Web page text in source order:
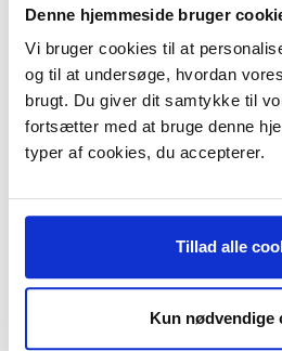
Denne hjemmeside bruger
Vi bruger cookies til at
og til at undersøge, hvordan
brugt. Du giver dit samtykke til
fortsætter med at bruge denne
typer af cookies, du accepterer.
Tillad alle
Kun nødvendige
AEG - Vampyrino Exquisit
AEG - Vampyrino LX
AEG - Vampyrino S
AEG - Vampyrino Space
AEG - Vampyrino SX
Euroclean
Genvex
Genvex - Genvac Complete
Hoover - Galaxy
Ide Line - Mistral Compact
Ide Line - Tornado